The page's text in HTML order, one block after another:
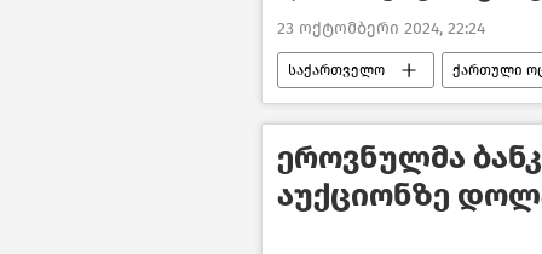
23 ოქტომბერი 2024, 22:24
საქართველო ქართული
პოლიტიკა საქართველოში
ეროვნულმა
აუქციონზე